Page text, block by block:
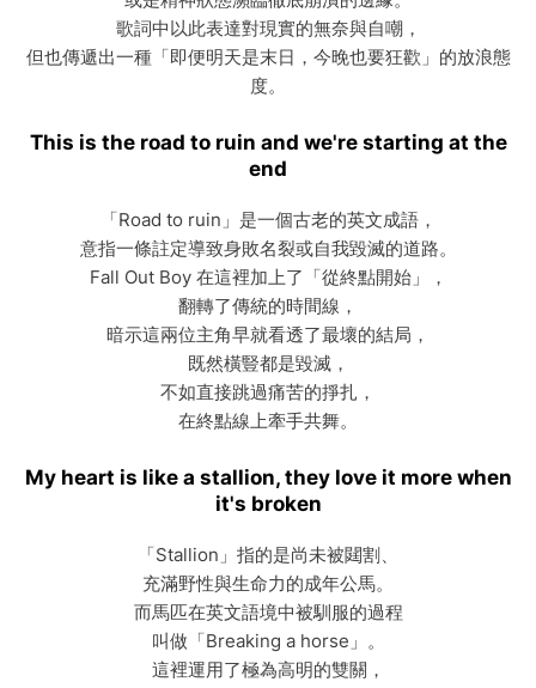
歌詞中以此表達對現實的無奈與自嘲，
但也傳遞出一種「即便明天是末日，今晚也要狂歡」的放浪態
度。
This is the road to ruin and we're starting at the
end
「Road to ruin」是一個古老的英文成語，
意指一條註定導致身敗名裂或自我毀滅的道路。
Fall Out Boy 在這裡加上了「從終點開始」，
翻轉了傳統的時間線，
暗示這兩位主角早就看透了最壞的結局，
既然橫豎都是毀滅，
不如直接跳過痛苦的掙扎，
在終點線上牽手共舞。
My heart is like a stallion, they love it more when
it's broken
「Stallion」指的是尚未被閮割、
充滿野性與生命力的成年公馬。
而馬匹在英文語境中被馴服的過程
叫做「Breaking a horse」。
這裡運用了極為高明的雙關，